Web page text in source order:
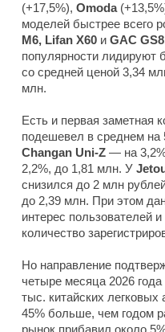
(+17,5%), Omoda
моделей быстрее всего
M6, Lifan X60 и GAC
популярности лидируют
со средней ценой 3,34
млн.
Есть и первая заметная
подешевел в среднем на
Changan Uni-Z — на
2,2%, до 1,81 млн. У
снизился до 2 млн
до 2,39 млн. При этом
интерес пользователей
количество
Но направление
четыре месяца 2026
тыс. китайских
45% больше, чем годом